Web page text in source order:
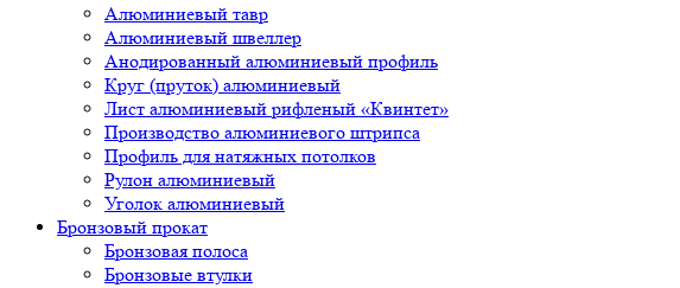
Алюминиевый тавр
Алюминиевый швеллер
Анодированный алюминиевый профиль
Круг (пруток) алюминиевый
Лист алюминиевый рифленый «Квинтет»
Производство алюминиевого штрипса
Профиль для натяжных потолков
Рулон алюминиевый
Уголок алюминиевый
Бронзовый прокат
Бронзовая полоса
Бронзовые втулки